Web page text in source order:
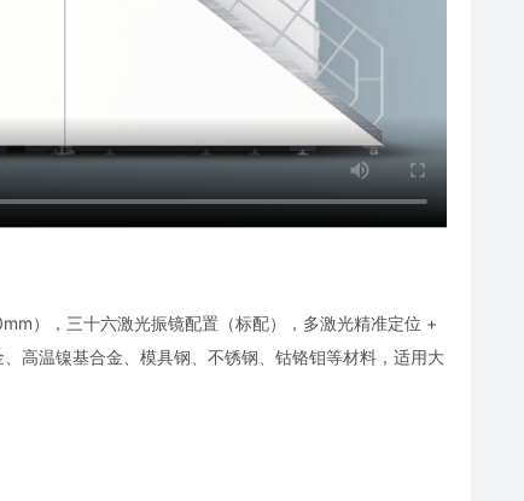
），三十六激光振镜配置（标配），多激光精准定位 +
高温镍基合金、模具钢、不锈钢、钴铬钼等材料，适用大